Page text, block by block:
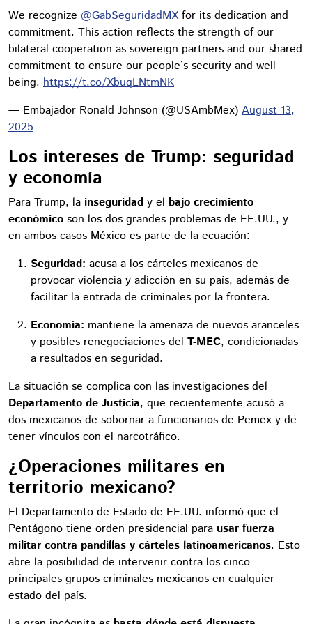
We recognize @GabSeguridadMXfor its dedication and
commitment. This action reflects the strength of our
bilateral cooperation as sovereign partners and our shared
commitment to ensure our people’s security and well
being. https://t.co/XbuqLNtmNK
— Embajador Ronald Johnson (@USAmbMex) August 13,
2025
Los intereses de Trump: seguridad
y economía
Para Trump, la inseguridad y el bajo crecimiento
económico son los dos grandes problemas de EE.UU., y
en ambos casos México es parte de la ecuación:
Seguridad: acusa a los cárteles mexicanos de
provocar violencia y adicción en su país, además de
facilitar la entrada de criminales por la frontera.
Economía: mantiene la amenaza de nuevos aranceles
y posibles renegociaciones del T-MEC, condicionadas
a resultados en seguridad.
La situación se complica con las investigaciones del
Departamento de Justicia, que recientemente acusó a
dos mexicanos de sobornar a funcionarios de Pemex y de
tener vínculos con el narcotráfico.
¿Operaciones militares en
territorio mexicano?
El Departamento de Estado de EE.UU. informó que el
Pentágono tiene orden presidencial para usar fuerza
militar contra pandillas y cárteles latinoamericanos. Esto
abre la posibilidad de intervenir contra los cinco
principales grupos criminales mexicanos en cualquier
estado del país.